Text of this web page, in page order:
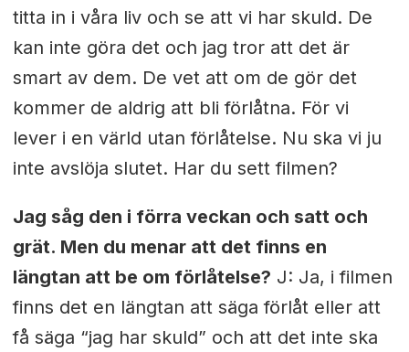
titta in i våra liv och se att vi har skuld. De
kan inte göra det och jag tror att det är
smart av dem. De vet att om de gör det
kommer de aldrig att bli förlåtna. För vi
lever i en värld utan förlåtelse. Nu ska vi ju
inte avslöja slutet. Har du sett filmen?
Jag såg den i förra veckan och satt och
grät. Men du menar att det finns en
längtan att be om förlåtelse? J: Ja, i filmen
finns det en längtan att säga förlåt eller att
få säga “jag har skuld” och att det inte ska